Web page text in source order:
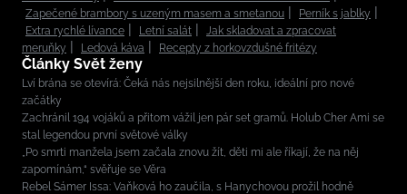
Zapečené brambory s uzeným masem a smetanou
Perník s jablky
Extra rychlé lívance
Letní salát
Jak skladovat a zpracovat
meruňky
Ledová káva Recepty z horkovzdušné fritézy
Články Svět ženy
Lví brána se otevírá: Čeká nás nejsilnější den roku, ideální pro nové
začátky
Zachránil 194 vojáků a přitom vážil jen pár set gramů. Holub Cher Ami se
stal legendou první světové války
„Po smrti manžela jsem začala znovu žít, děti mi ale říkají, že na něj
zapomínám,“ svěřuje se Věra
Rebel Sámer Issa: Vaňková ho zaučila, s Hanychovou prožil hodně